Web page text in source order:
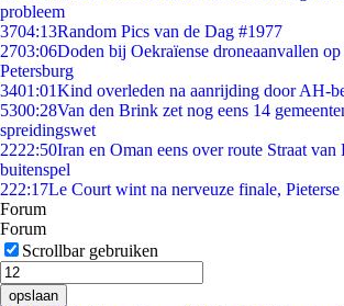
probleem
3704:13Random Pics van de Dag #1977
2703:06Doden bij Oekraïense droneaanvallen
Petersburg
3401:01Kind overleden na aanrijding door AH-
5300:28Van den Brink zet nog eens 14
spreidingswet
2222:50Iran en Oman eens over route Straat
buitenspel
222:17Le Court wint na nerveuze finale, Pieterse
Forum
Forum
Scrollbar gebruiken
opslaan